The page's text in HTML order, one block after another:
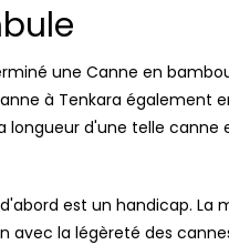
une Canne en
à Tenkara également
longueur d'une telle
est un handicap.
avec la légèreté des